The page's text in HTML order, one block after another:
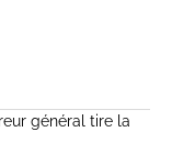
général tire la